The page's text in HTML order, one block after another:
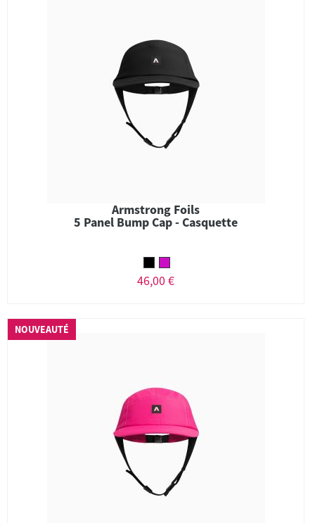
Armstrong Foils
5 Panel Bump Cap - Casquette
46,00 €
NOUVEAUTÉ